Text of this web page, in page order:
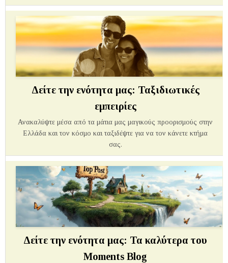
Δείτε την ενότητα μας: Ταξιδιωτικές
εμπειρίες
Ανακαλύψτε μέσα από τα μάτια μας μαγικούς προορισμούς στην
Ελλάδα και τον κόσμο και ταξιδέψτε για να τον κάνετε κτήμα
σας.
Δείτε την ενότητα μας: Τα καλύτερα του
Moments Blog